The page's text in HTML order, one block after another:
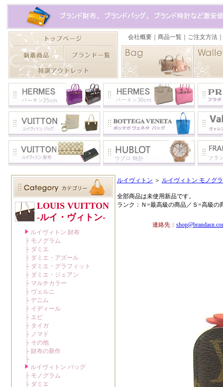
ルイヴィトン ＞ ルイヴィトン モノグ
全部商品は未使用新品です。
ランク：Ｎ=最高級の商品／Ｓ=高級の
連絡先：